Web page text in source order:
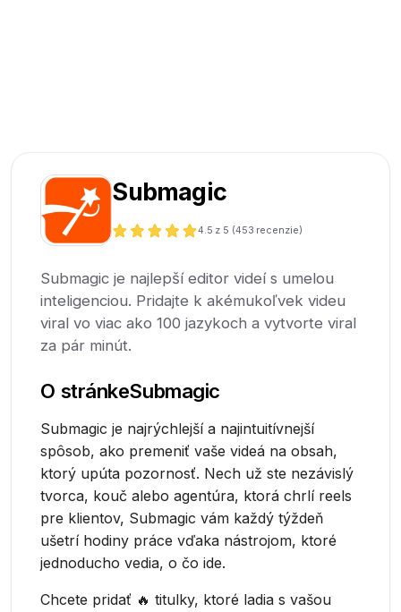
Submagic
4.5 z 5 (453 recenzie)
Submagic je najlepší editor videí s umelou
inteligenciou. Pridajte k akémukoľvek videu
viral vo viac ako 100 jazykoch a vytvorte viral
za pár minút.
O stránkeSubmagic
Submagic je najrýchlejší a najintuitívnejší
spôsob, ako premeniť vaše videá na obsah,
ktorý upúta pozornosť. Nech už ste nezávislý
tvorca, kouč alebo agentúra, ktorá chrlí reels
pre klientov, Submagic vám každý týždeň
ušetrí hodiny práce vďaka nástrojom, ktoré
jednoducho vedia, o čo ide.
Chcete pridať 🔥 titulky, ktoré ladia s vašou